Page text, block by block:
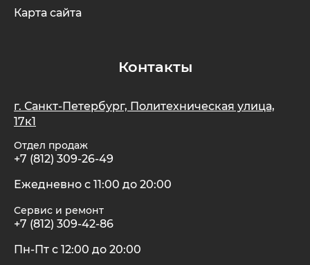
Карта сайта
Контакты
г. Санкт-Петербург, Политехническая улица,
17к1
Отдел продаж
+7 (812) 309-26-49
Ежедневно с 11:00 до 20:00
Сервис и ремонт
+7 (812) 309-42-86
Пн-Пт с 12:00 до 20:00